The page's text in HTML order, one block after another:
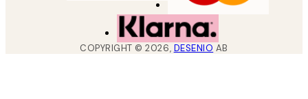
COPYRIGHT ©2026, DESENIO AB